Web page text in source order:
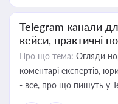
Telegram канали
кейси, практичні
Про що тема: Огляди
коментарі експертів,
- все, про що пишуть у